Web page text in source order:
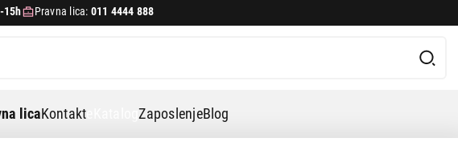
15h Pravna lica: 011 4444 888
licaKontakt eKatalogZaposlenjeBlog